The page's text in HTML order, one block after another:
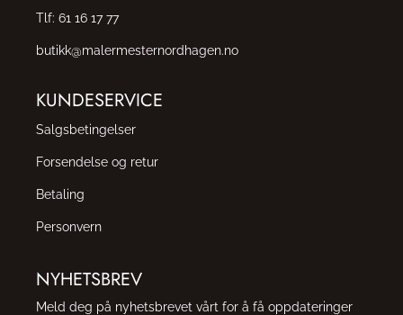
Tlf: 61 16 17 77
butikk@malermesternordhagen.no
KUNDESERVICE
Salgsbetingelser
Forsendelse og retur
Betaling
Personvern
NYHETSBREV
Meld deg på nyhetsbrevet vårt for å få oppdateringer